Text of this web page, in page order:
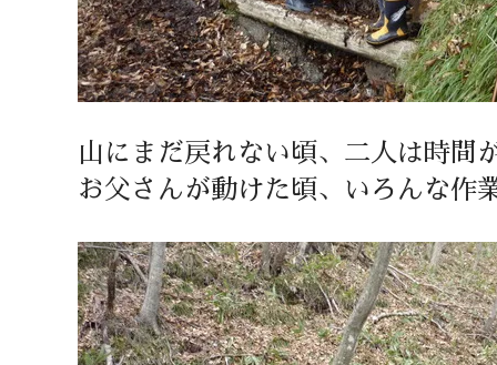
山にまだ戻れない頃、二人は時間
お父さんが動けた頃、いろんな作